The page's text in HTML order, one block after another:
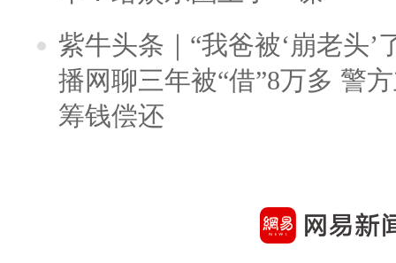
紫牛头条｜“我爸被‘崩老头’
播网聊三年被“借”8万多 警
筹钱偿还